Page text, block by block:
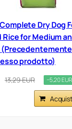
Dry Dog
Rice for Medium
prodotto)
13,29 EUR −5,20 EUR